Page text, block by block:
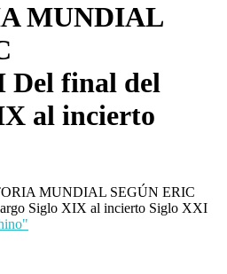
MUNDIAL
Del final del
al incierto
MUNDIAL SEGÚN ERIC
Siglo XIX al incierto Siglo XXI